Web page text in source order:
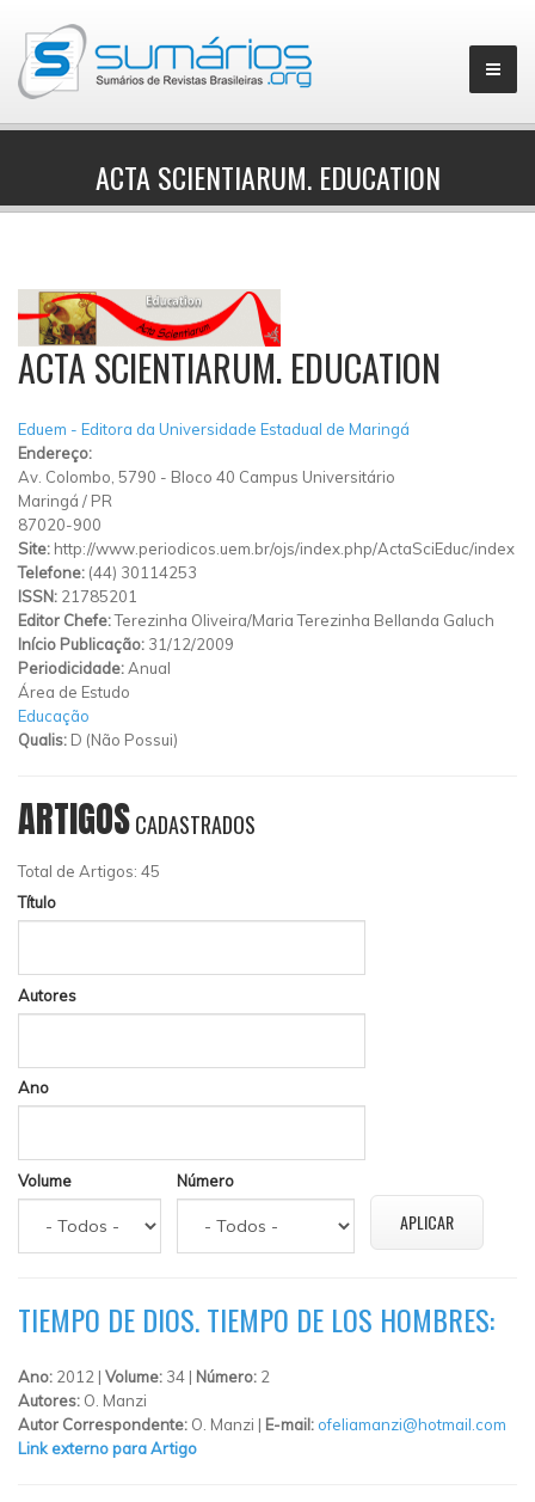
▼
ACTA SCIENTIARUM. EDUCATION
ACTA SCIENTIARUM. EDUCATION
Eduem - Editora da Universidade Estadual de Maringá
Endereço:
Av. Colombo, 5790 - Bloco 40 Campus Universitário
Maringá / PR
87020-900
Site: http://www.periodicos.uem.br/ojs/index.php/ActaSciEduc/index
Telefone: (44) 30114253
ISSN: 21785201
Editor Chefe:Terezinha Oliveira/Maria Terezinha Bellanda Galuch
Início Publicação: 31/12/2009
Periodicidade:Anual
Área de Estudo
Educação
Qualis: D (Não Possui)
ARTIGOSCADASTRADOS
Total de Artigos: 45
Título
Autores
Ano
Volume Número
TIEMPO DE DIOS. TIEMPO DE LOS HOMBRES:
Ano: 2012 | Volume: 34 | Número: 2
Autores: O. Manzi
Autor Correspondente: O. Manzi | E-mail: ofeliamanzi@hotmail.com
Link externo para Artigo